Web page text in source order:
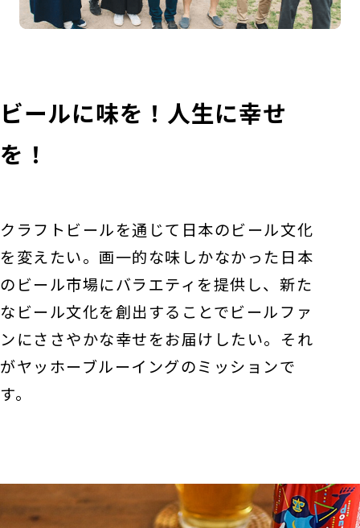
ビールに味を！人生に幸せ
を！
クラフトビールを通じて日本のビール文化
を変えたい。画一的な味しかなかった日本
のビール市場にバラエティを提供し、新た
なビール文化を創出することでビールファ
ンにささやかな幸せをお届けしたい。それ
がヤッホーブルーイングのミッションで
す。